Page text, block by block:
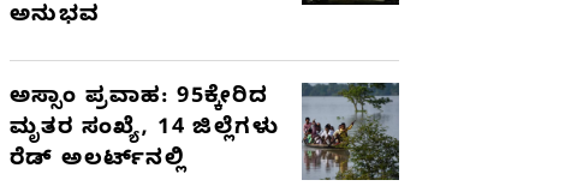
ಅನುಭವ
ಅಸ್ಸಾಂ ಪ್ರವಾಹ: 95ಕ್ಕೇರಿದ
ಮೃತರ ಸಂಖ್ಯೆ, 14 ಜಿಲ್ಲೆಗಳು
ರೆಡ್ ಅಲರ್ಟ್‌ನಲ್ಲಿ